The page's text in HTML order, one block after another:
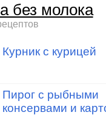
без молока
Курник с курицей
Пирог с рыбными
консервами и